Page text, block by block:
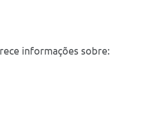
informações sobre: